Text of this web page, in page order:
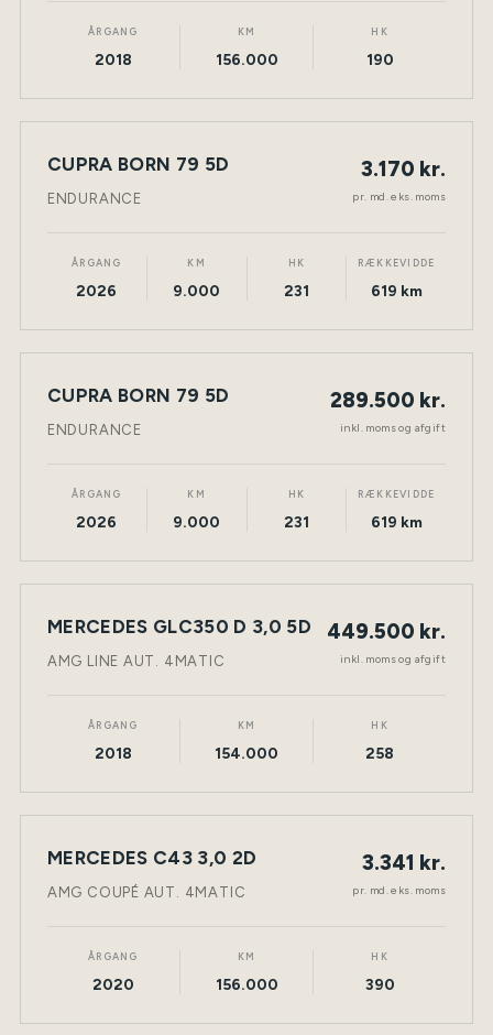
ÅRGANG
2018
KM
156.000
HK
190
LEASING NY BIL TØNDER
CUPRA BORN 79 5D
ENDURANCE
3.170 kr.
pr. md. eks. moms
ÅRGANG
2026
KM
9.000
HK
231
RÆKKEVIDDE
619 km
NY BIL ELEKTRISK TØNDER
CUPRA BORN 79 5D
ENDURANCE
289.500 kr.
inkl. moms og afgift
ÅRGANG
2026
KM
9.000
HK
231
RÆKKEVIDDE
619 km
NY BIL DIESEL TØNDER
MERCEDES GLC350 D 3,0 5D
AMG LINE AUT. 4MATIC
449.500 kr.
inkl. moms og afgift
ÅRGANG
2018
KM
154.000
HK
258
LEASING NY BIL TØNDER
MERCEDES C43 3,0 2D
AMG COUPÉ AUT. 4MATIC
3.341 kr.
pr. md. eks. moms
ÅRGANG
2020
KM
156.000
HK
390